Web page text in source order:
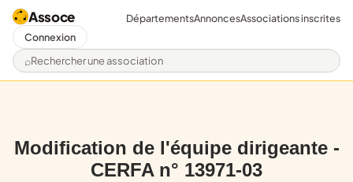
Assoce
Rechercher une association
DépartementsAnnoncesAssociations inscrites
Connexion
Modification de l'équipe dirigeante -
CERFA n° 13971-03